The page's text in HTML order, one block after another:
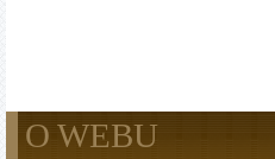
O WEBU